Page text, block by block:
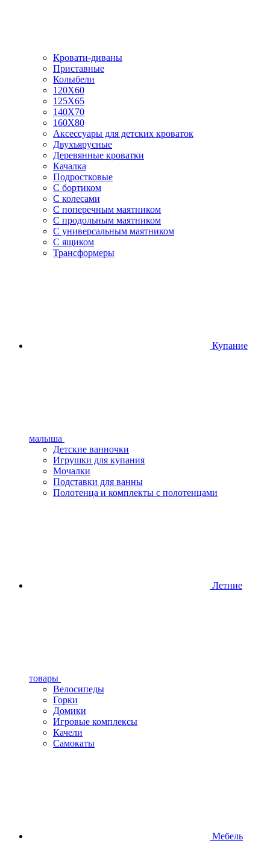
Кровати-диваны
Приставные
Колыбели
120Х60
125X65
140Х70
160Х80
Аксессуары для детских кроваток
Двухъярусные
Деревянные кроватки
Качалка
Подростковые
С бортиком
С колесами
С поперечным маятником
С продольным маятником
С универсальным маятником
С ящиком
Трансформеры
Купание
малыша
Детские ванночки
Игрушки для купания
Мочалки
Подставки для ванны
Полотенца и комплекты с полотенцами
Летние
товары
Велосипеды
Горки
Домики
Игровые комплексы
Качели
Самокаты
Мебель